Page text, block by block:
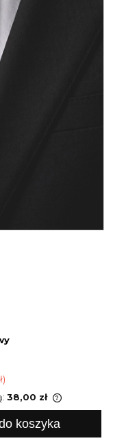
38,00 zł
Jeżeli
cena od
koszyka